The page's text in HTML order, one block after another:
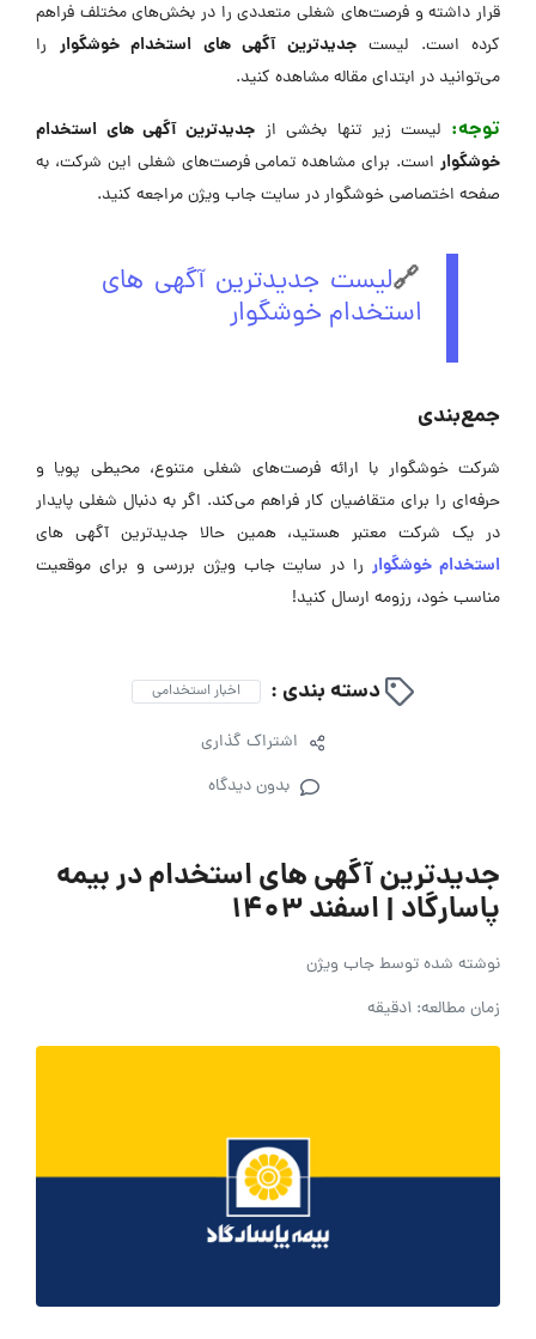
قرار داشته و فرصت‌های شغلی متعددی را در بخش‌های مختلف فراهم
کرده است. لیستجدیدترین آگهی های استخدام خوشگوار را
می‌توانید در ابتدای مقاله مشاهده کنید.
توجه: لیست زیر تنها بخشی از جدیدترین آگهی های استخدام
خوشگوار است. برای مشاهده تمامی فرصت‌های شغلی این شرکت، به
صفحه اختصاصی خوشگوار در سایت جاب ویژن مراجعه کنید.
🔗لیست جدیدترین آگهی های
استخدام خوشگوار
جمع‌بندی
شرکت خوشگوار با ارائه فرصت‌های شغلی متنوع، محیطی پویا و
حرفه‌ای را برای متقاضیان کار فراهم می‌کند. اگر به دنبال شغلی پایدار
در یک شرکت معتبر هستید، همین حالا جدیدترین آگهی های
استخدام خوشگواررا در سایت جاب ویژن بررسی و برای موقعیت
مناسب خود، رزومه ارسال کنید!
دسته بندی : اخبار استخدامی
اشتراک گذاری
بدون دیدگاه
جدیدترین آگهی های استخدام در بیمه
پاسارگاد | اسفند ۱۴۰۳
نوشته شده توسطجاب ویژن
زمان مطالعه: 1دقیقه